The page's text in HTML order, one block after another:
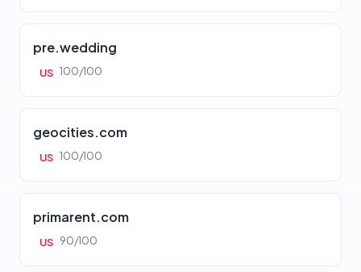
pre.wedding
US 100/100
geocities.com
US 100/100
primarent.com
US 90/100